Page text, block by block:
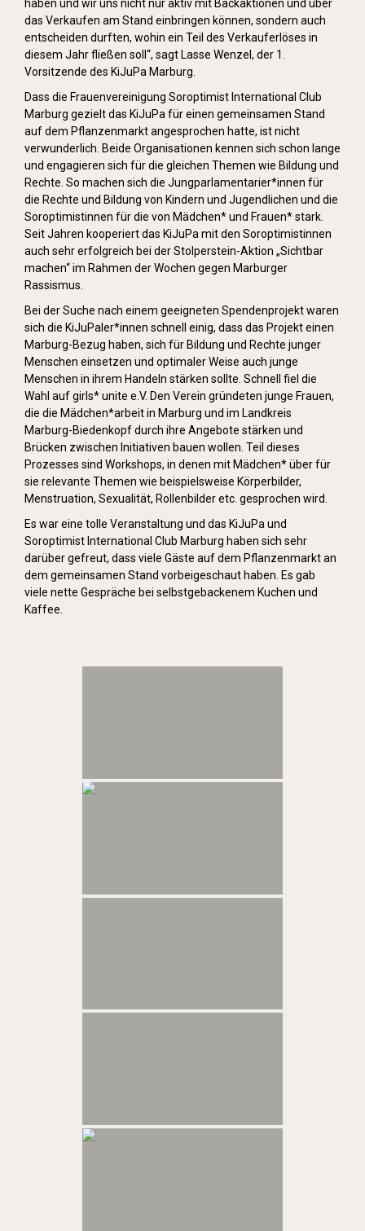
haben und wir uns nicht nur aktiv mit Backaktionen und über
das Verkaufen am Stand einbringen können, sondern auch
entscheiden durften, wohin ein Teil des Verkauferlöses in
diesem Jahr fließen soll“, sagt Lasse Wenzel, der 1.
Vorsitzende des KiJuPa Marburg.
Dass die Frauenvereinigung Soroptimist International Club
Marburg gezielt das KiJuPa für einen gemeinsamen Stand
auf dem Pflanzenmarkt angesprochen hatte, ist nicht
verwunderlich. Beide Organisationen kennen sich schon lange
und engagieren sich für die gleichen Themen wie Bildung und
Rechte. So machen sich die Jungparlamentarier*innen für
die Rechte und Bildung von Kindern und Jugendlichen und die
Soroptimistinnen für die von Mädchen* und Frauen* stark.
Seit Jahren kooperiert das KiJuPa mit den Soroptimistinnen
auch sehr erfolgreich bei der Stolperstein-Aktion „Sichtbar
machen“ im Rahmen der Wochen gegen Marburger
Rassismus.
Bei der Suche nach einem geeigneten Spendenprojekt waren
sich die KiJuPaler*innen schnell einig, dass das Projekt einen
Marburg-Bezug haben, sich für Bildung und Rechte junger
Menschen einsetzen und optimaler Weise auch junge
Menschen in ihrem Handeln stärken sollte. Schnell fiel die
Wahl auf girls* unite e.V. Den Verein gründeten junge Frauen,
die die Mädchen*arbeit in Marburg und im Landkreis
Marburg-Biedenkopf durch ihre Angebote stärken und
Brücken zwischen Initiativen bauen wollen. Teil dieses
Prozesses sind Workshops, in denen mit Mädchen* über für
sie relevante Themen wie beispielsweise Körperbilder,
Menstruation, Sexualität, Rollenbilder etc. gesprochen wird.
Es war eine tolle Veranstaltung und das KiJuPa und
Soroptimist International Club Marburg haben sich sehr
darüber gefreut, dass viele Gäste auf dem Pflanzenmarkt an
dem gemeinsamen Stand vorbeigeschaut haben. Es gab
viele nette Gespräche bei selbstgebackenem Kuchen und
Kaffee.